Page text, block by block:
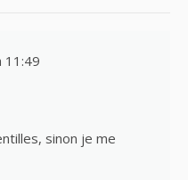
11:49
sinon je me